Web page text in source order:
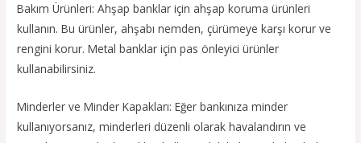
Bakım Ürünleri: Ahşap banklar için ahşap koruma ürünleri
kullanın. Bu ürünler, ahşabı nemden, çürümeye karşı korur ve
rengini korur. Metal banklar için pas önleyici ürünler
kullanabilirsiniz.
Minderler ve Minder Kapakları: Eğer bankınıza minder
kullanıyorsanız, minderleri düzenli olarak havalandırın ve